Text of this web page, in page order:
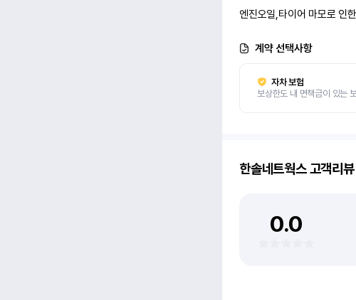
엔진오일,타이어 마모로 인
계약 선택사항
자차 보험
보상한도 내 면책금이 있는
한솔네트웍스고객리뷰
0.0